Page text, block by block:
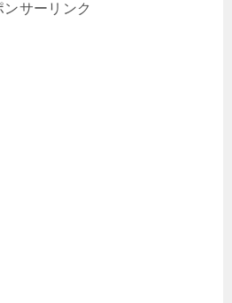
ンサーリンク